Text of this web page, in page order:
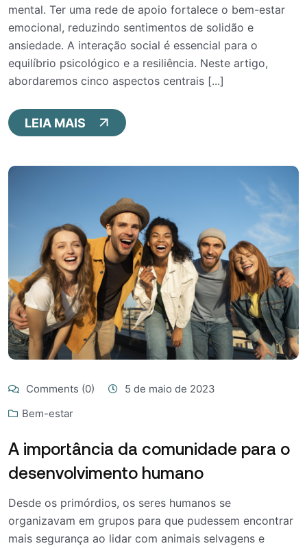
mental. Ter uma rede de apoio fortalece o bem-estar
emocional, reduzindo sentimentos de solidão e
ansiedade. A interação social é essencial para o
equilíbrio psicológico e a resiliência. Neste artigo,
abordaremos cinco aspectos centrais [...]
LEIA MAIS
Comments (0)
5 de maio de 2023
Bem-estar
A importância da comunidade para o
desenvolvimento humano
Desde os primórdios, os seres humanos se
organizavam em grupos para que pudessem encontrar
mais segurança ao lidar com animais selvagens e